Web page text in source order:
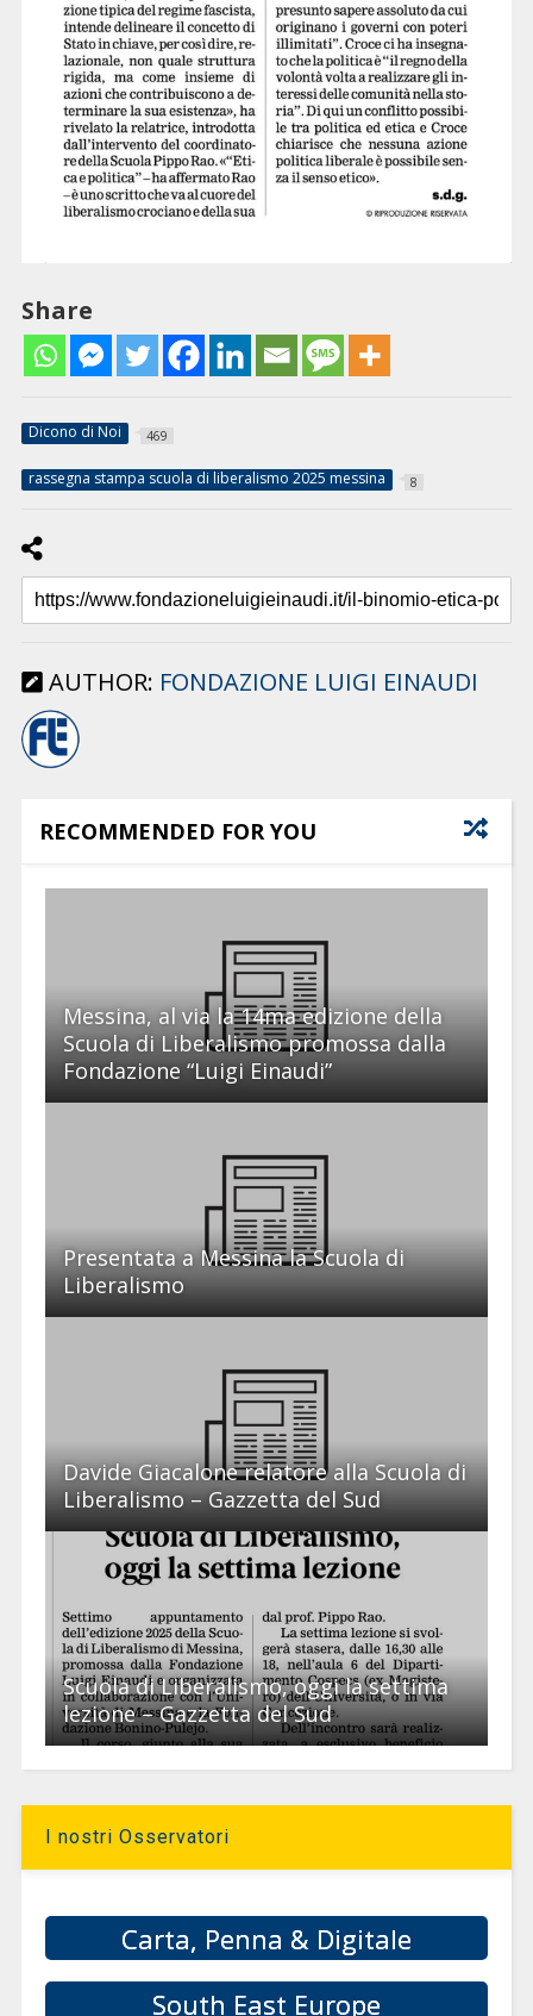
Share
Dicono di Noi 469
rassegna stampa scuola di liberalismo 2025 messina 8
AUTHOR: FONDAZIONE LUIGI EINAUDI
RECOMMENDED FOR YOU
Messina, al via la 14ma edizione della
Scuola di Liberalismo promossa dalla
Fondazione “Luigi Einaudi”
Presentata a Messina la Scuola di
Liberalismo
Davide Giacalone relatore alla Scuola di
Liberalismo – Gazzetta del Sud
Scuola di Liberalismo, oggi la settima
lezione – Gazzetta del Sud
I nostri Osservatori
Carta, Penna & Digitale
South East Europe